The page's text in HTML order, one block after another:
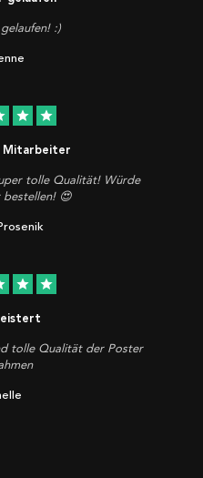
:)
star star
Mitarbeiter
tolle Qualität! Würde
bestellen! 😍
star star
tolle Qualität der Poster